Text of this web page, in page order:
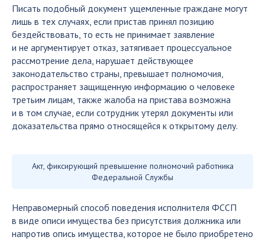
Писать подобный документ ущемленные граждане могут
лишь в тех случаях, если пристав принял позицию
бездействовать, то есть не принимает заявление
и не аргументирует отказ, затягивает процессуальное
рассмотрение дела, нарушает действующее
законодательство страны, превышает полномочия,
распространяет защищенную информацию о человеке
третьим лицам, также жалоба на пристава возможна
и в том случае, если сотрудник утерял документы или
доказательства прямо относящейся к открытому делу.
Акт, фиксирующий превышение полномочий работника
Федеральной Службы
Неправомерный способ поведения исполнителя ФССП
в виде описи имущества без присутствия должника или
напротив опись имущества, которое не было приобретено